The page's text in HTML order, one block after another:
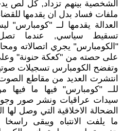
الشخصية بينهم تزداد, كل لص
ملفات فساد بدل ان يقدمها
العدالة يقدمها لــ
تسقيط سياسي, عندما
"الكومبارس" يجري اتصالاته
على حصته من "كعكة حنونة"
وتفضح الكومبارس تسجيلات
انتشرت العديد من مقاطع
للــ "كومبارس" فيها ما
سيدات عراقيات ونشر صور
الضحالة الاخلاقية التي وصل
ما يلفت الانتباه ويبقى